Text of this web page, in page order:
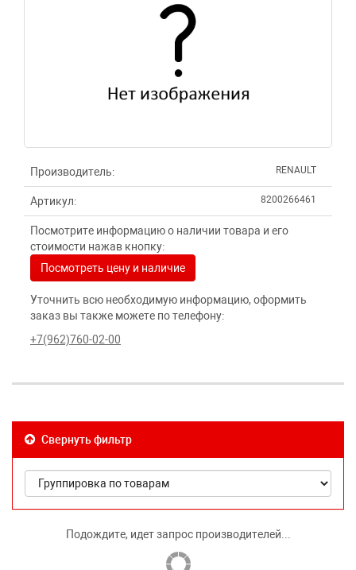
Производитель: RENAULT
Артикул: 8200266461
Посмотрите информацию о наличии товара и его
стоимости нажав кнопку:
Посмотреть цену и наличие
Уточнить всю необходимую информацию, оформить
заказ вы также можете по телефону:
+7(962)760-02-00
Свернуть фильтр
Подождите, идет запрос производителей...